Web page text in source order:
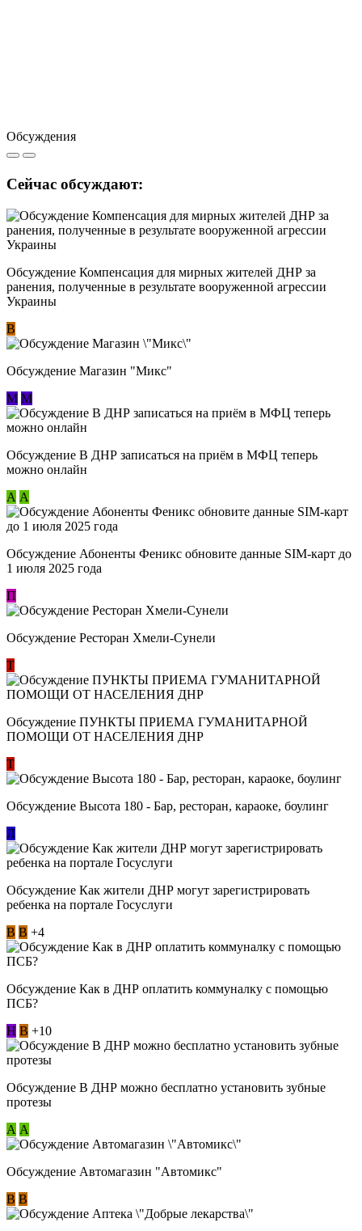
Обсуждения
Сейчас обсуждают:
Обсуждение Компенсация для мирных жителей ДНР за
ранения, полученные в результате вооруженной агрессии
Украины
В
Обсуждение Магазин "Микс"
М М
Обсуждение В ДНР записаться на приём в МФЦ теперь
можно онлайн
А А
Обсуждение Абоненты Феникс обновите данные SIM-карт до
1 июля 2025 года
П
Обсуждение Ресторан Хмели-Сунели
Т
Обсуждение ​ПУНКТЫ ПРИЕМА ГУМАНИТАРНОЙ
ПОМОЩИ ОТ НАСЕЛЕНИЯ ДНР
Т
Обсуждение Высота 180 - Бар, ресторан, караоке, боулинг
Л
Обсуждение Как жители ДНР могут зарегистрировать
ребенка на портале Госуслуги
В В +4
Обсуждение Как в ДНР оплатить коммуналку с помощью
ПСБ?
Н В +10
Обсуждение В ДНР можно бесплатно установить зубные
протезы
А А
Обсуждение Автомагазин "Автомикс"
В В